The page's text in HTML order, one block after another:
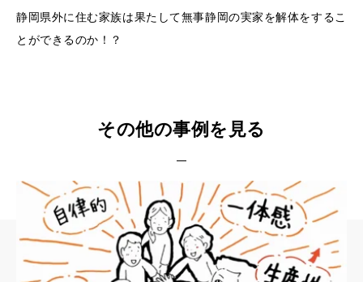
静岡県外に住む家族は果たして無事静岡の実家を解体をするこ
とができるのか！？
その他の事例を見る